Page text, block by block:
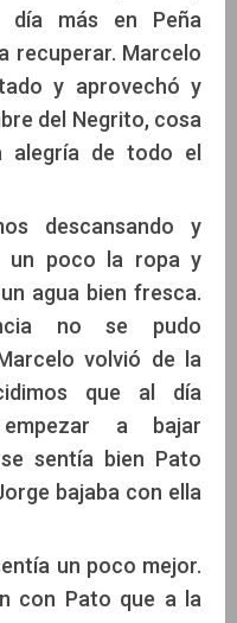
día más en Peña
recuperar. Marcelo
y aprovechó y
del Negrito, cosa
alegría de todo el
descansando y
un poco la ropa y
agua bien fresca.
no se pudo
volvió de la
que al día
a bajar
sentía bien Pato
bajaba con ella
un poco mejor.
con Pato que a la